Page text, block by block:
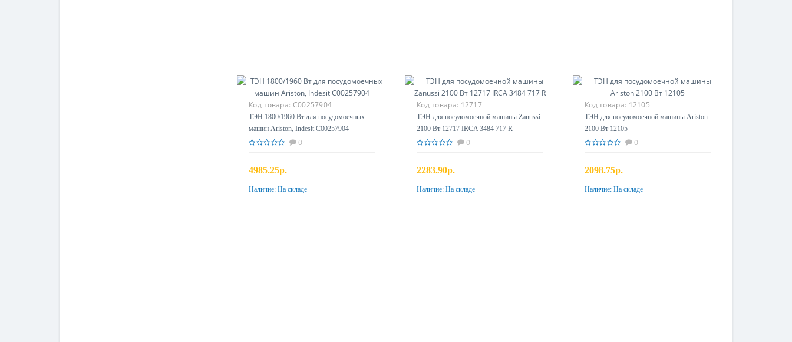
Код товара: C00257904
ТЭН 1800/1960 Вт для посудомоечных
машин Ariston, Indesit С00257904
0
4985.25р.
Купить
Наличие: На складе
Код товара: 12717
ТЭН для посудомоечной машины Zanussi
2100 Вт 12717 IRCA 3484 717 R
0
2283.90р.
Купить
Наличие: На складе
Код товара: 12105
ТЭН для посудомоечной машины Ariston
2100 Вт 12105
0
2098.75р.
Купить
Наличие: На складе